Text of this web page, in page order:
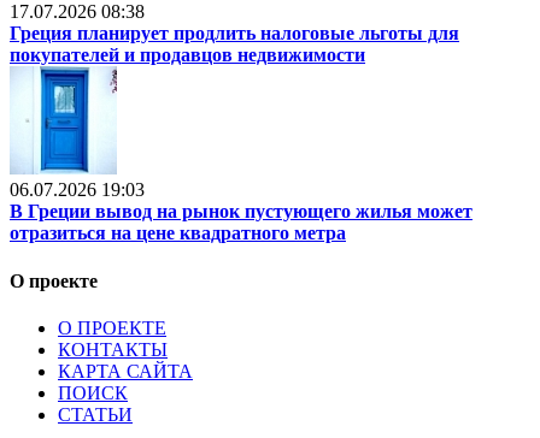
17.07.2026 08:38
Греция планирует продлить налоговые льготы для
покупателей и продавцов недвижимости
06.07.2026 19:03
В Греции вывод на рынок пустующего жилья может
отразиться на цене квадратного метра
О проекте
О ПРОЕКТЕ
КОНТАКТЫ
КАРТА САЙТА
ПОИСК
СТАТЬИ